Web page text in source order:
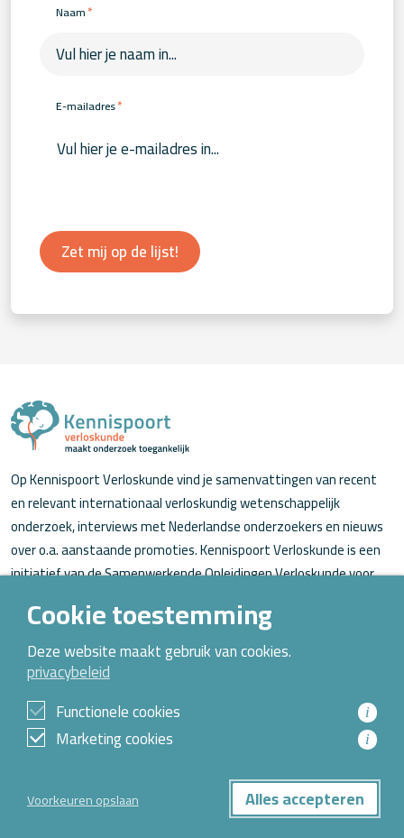
Naam*
E-mailadres*
Zet mij op de lijst!
Op Kennispoort Verloskunde vind je samenvattingen van recent
en relevant internationaal verloskundig wetenschappelijk
onderzoek, interviews met Nederlandse onderzoekers en nieuws
over o.a. aanstaande promoties. Kennispoort Verloskunde is een
initiatief van de Samenwerkende Opleidingen Verloskunde voor
Over Kennispoort Verloskunde
Contact
Archief
Privacybeleid
Cookie toestemming
Deze website maakt gebruik van cookies.
privacybeleid
Functionele cookies
i
Marketing cookies i
Voorkeuren opslaan Alles accepteren